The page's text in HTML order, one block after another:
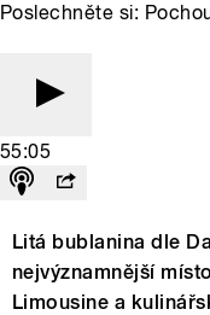
Poslechněte si:
55:05
Litá bublanina dle
nejvýznamnější
Limousine a